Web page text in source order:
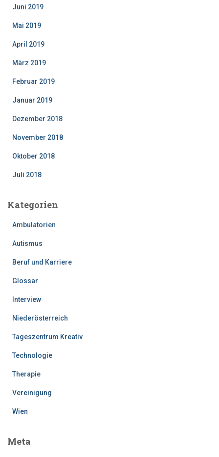
Juni 2019
Mai 2019
April 2019
März 2019
Februar 2019
Januar 2019
Dezember 2018
November 2018
Oktober 2018
Juli 2018
Kategorien
Ambulatorien
Autismus
Beruf und Karriere
Glossar
Interview
Niederösterreich
Tageszentrum Kreativ
Technologie
Therapie
Vereinigung
Wien
Meta